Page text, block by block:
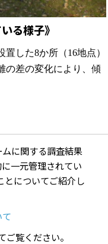
る様子》
した8か所（16地点）
の差の変化により、傾
に関する調査結果
一元管理されてい
とについてご紹介し
覧ください。